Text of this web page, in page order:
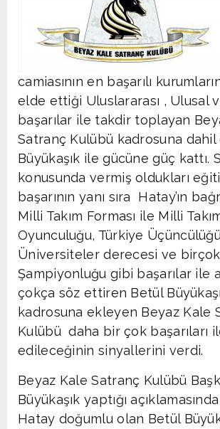
camiasının en başarılı
elde ettiği Uluslararası , Ulusal
başarılar ile takdir toplayan
Satranç Kulübü kadrosuna
Büyükaşık ile gücüne güç kattı.
konusunda vermiş oldukları
başarının yanı sıra Hatay’ın
Milli Takım Forması ile Milli
Oyunculuğu, Türkiye
Üniversiteler derecesi ve
Şampiyonluğu gibi başarılar ile
çokça söz ettiren Betül
kadrosuna ekleyen Beyaz Kale
Kulübü daha bir çok başarıları
edileceğinin sinyallerini verdi.
Beyaz Kale Satranç Kulübü
Büyükaşık yaptığı açıklamasında
Hatay doğumlu olan Betül